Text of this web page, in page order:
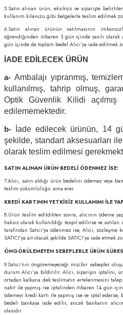
5.Satın alınan ürün, eksiksiz ve siparişte
kullanım kılavuzu gibi belgelerle teslim edilmek
6.Satın alınan ürünün satılmasının
öğrendiğinden itibaren 3 gün içinde yazılı olarak
gün içinde de toplam bedel Alıcı’ya iade edilmek
İADE EDİLECEK ÜRÜN
a- Ambalajı yıpranmış,
kullanılmış, tahrip olmuş,
Optik Güvenlik Kilidi
edilememektedir.
b-
İade edilecek ürünün, 14
şekilde, standart aksesuarları
olarak teslim edilmesi
SATIN ALINAN ÜRÜN BEDELİ ÖDENMEZ İSE:
7.Alıcı, satın aldığı ürün bedelini ödemez veya
teslim yükümlülüğü sona erer.
KREDİ KARTININ YETKİSİZ KULLANIMI İLE
8.Ürün teslim edildikten sonra, alıcının ödeme
haksız olarak kullanıldığı tespit edilirse ve
tarafından Satıcı'ya ödenmez ise, Alıcı,
SATICI’ya ait olacak şekilde SATICI’ya iade etmek
ÖNGÖRÜLEMEYEN SEBEPLERLE ÜRÜN
9.Satıcı’nın öngöremeyeceği mücbir sebepler
durum Alıcı’ya bildirilir. Alıcı, siparişin iptalini,
ortadan kalkana dek teslimatın ertelenmesini
nakit ile yapmış ise iptalinden itibaren 14 gün
ödemeyi kredi kartı ile yapmış ise ve iptal
bedeli bankaya iade edilir, ancak bankanın
olasıdır.